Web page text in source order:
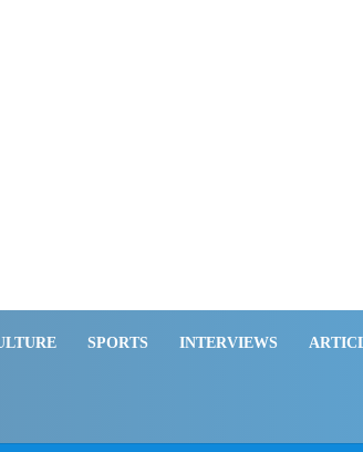
SPORTS INTERVIEWS